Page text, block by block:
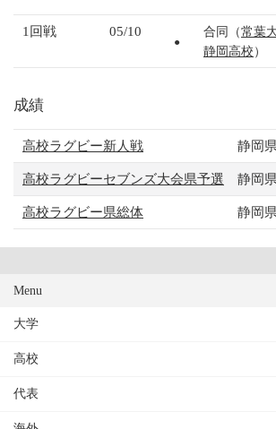
1回戦 05/10
●
合同（常葉
静岡高校 ）
成績
高校ラグビー新人戦 静岡県
高校ラグビーセブンズ大会県予選 静岡県
高校ラグビー県総体 静岡県
Menu
大学
高校
代表